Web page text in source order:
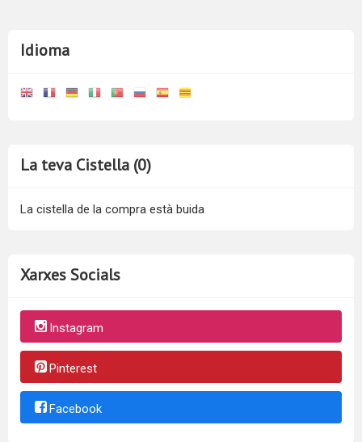
Idioma
La teva Cistella (0)
La cistella de la compra està buida
Xarxes Socials
Instagram
Pinterest
Facebook